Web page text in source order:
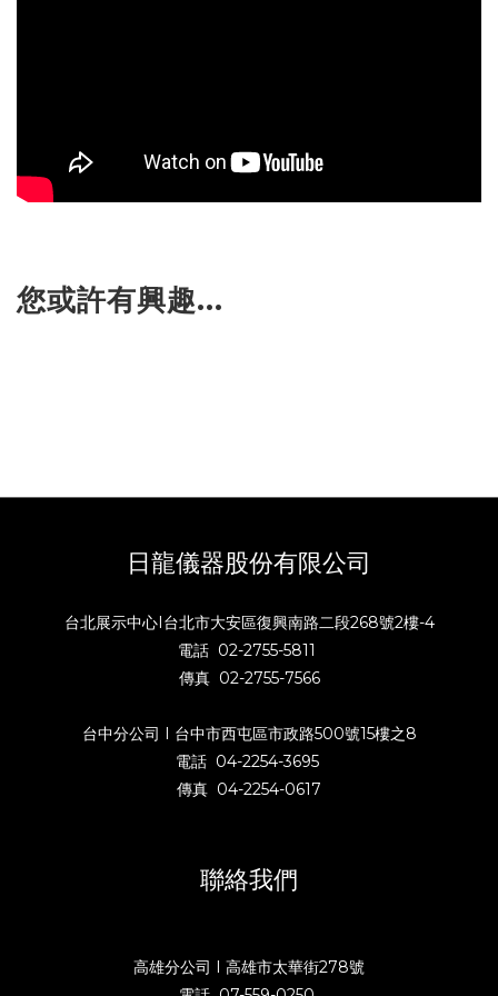
您或許有興趣...
日龍儀器股份有限公司
台北展示中心I台北市大安區復興南路二段268號2樓-4
電話 02-2755-5811
傳真 02-2755-7566
台中分公司 I 台中市西屯區市政路500號15樓之8
電話 04-2254-3695
傳真 04-2254-0617
聯絡我們
高雄分公司 I 高雄市太華街278號